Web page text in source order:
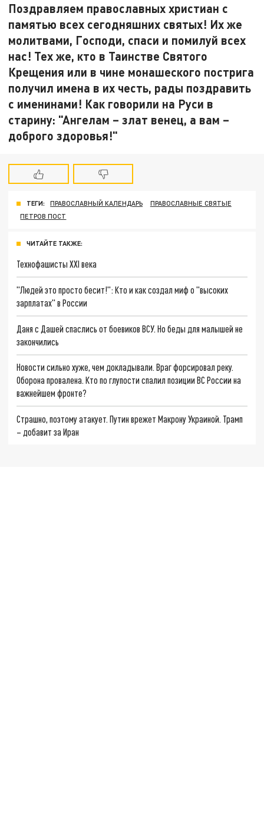
Поздравляем православных христиан с
памятью всех сегодняшних святых! Их же
молитвами, Господи, спаси и помилуй всех
нас! Тех же, кто в Таинстве Святого
Крещения или в чине монашеского пострига
получил имена в их честь, рады поздравить
с именинами! Как говорили на Руси в
старину: "Ангелам – злат венец, а вам –
доброго здоровья!"
ТЕГИ: ПРАВОСЛАВНЫЙ КАЛЕНДАРЬ
ПРАВОСЛАВНЫЕ СВЯТЫЕ
ПЕТРОВ ПОСТ
ЧИТАЙТЕ ТАКЖЕ:
Технофашисты XXI века
"Людей это просто бесит!": Кто и как создал миф о "высоких
зарплатах" в России
Даня с Дашей спаслись от боевиков ВСУ. Но беды для малышей не
закончились
Новости сильно хуже, чем докладывали. Враг форсировал реку.
Оборона провалена. Кто по глупости спалил позиции ВС России на
важнейшем фронте?
Страшно, поэтому атакует. Путин врежет Макрону Украиной. Трамп
– добавит за Иран